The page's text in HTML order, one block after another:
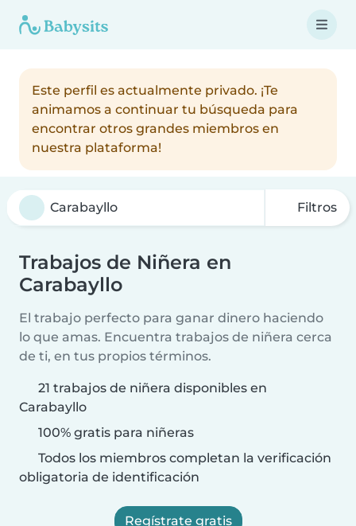
Este perfil es actualmente privado. ¡Te
animamos a continuar tu búsqueda para
encontrar otros grandes miembros en
nuestra plataforma!
Filtros
Trabajos de Niñera en
Carabayllo
El trabajo perfecto para ganar dinero haciendo
lo que amas. Encuentra trabajos de niñera cerca
de ti, en tus propios términos.
21 trabajos de niñera disponibles en
Carabayllo
100% gratis para niñeras
Todos los miembros completan la verificación
obligatoria de identificación
Regístrate gratis